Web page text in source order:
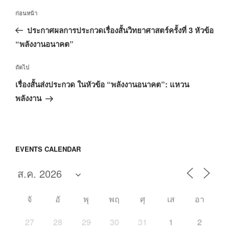
แนะแนว
เรื่อง
เรื่อง
ก่อน
หน้า
ก่อนหน้า
ประกาศผลการประกวดเรื่องสั้นวิทยาศาสตร์ครั้งที่ 3 หัวข้อ
“พลังงานอนาคต”
เรื่อง
ถัด
ไป
ถัดไป
เรื่องสั้นส่งประกวด ในหัวข้อ “พลังงานอนาคต”: แหวน
พลังงาน
EVENTS CALENDAR
จั อั พุ พฤ ศุ เส
อา
27
28 29 30 31 1 2